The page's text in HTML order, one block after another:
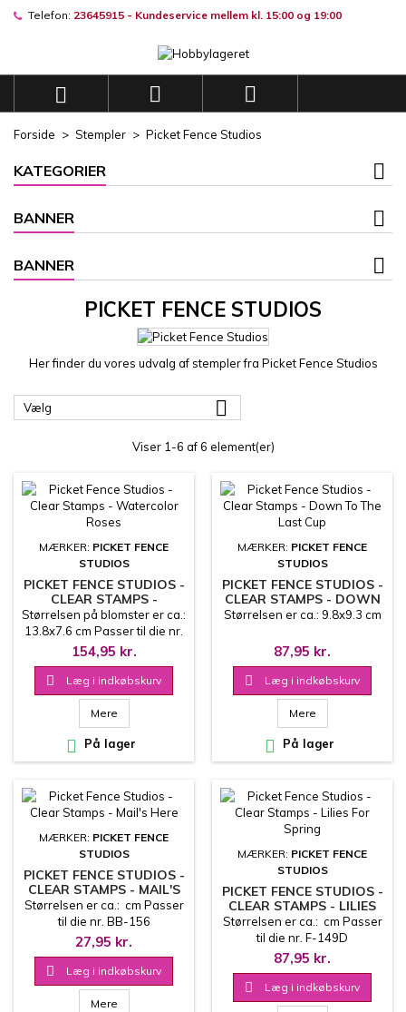
Telefon: 23645915 - Kundeservice mellem kl. 15:00 og 19:00
  
Forside Stempler Picket Fence Studios
KATEGORIER
BANNER
BANNER
PICKET FENCE STUDIOS
Her finder du vores udvalg af stempler fra Picket Fence Studios
Vælg 
Viser 1-6 af 6 element(er)
MÆRKER: PICKET FENCE
STUDIOS
PICKET FENCE STUDIOS -
CLEAR STAMPS -
WATERCOLOR ROSES
Størrelsen på blomster er ca.:
13.8x7.6 cm Passer til die nr.
F-157D
154,95 kr.
 Læg i indkøbskurv
Mere
 På lager
MÆRKER: PICKET FENCE
STUDIOS
PICKET FENCE STUDIOS -
CLEAR STAMPS - DOWN
TO THE LAST CUP
Størrelsen er ca.: 9.8x9.3 cm
87,95 kr.
 Læg i indkøbskurv
Mere
 På lager
MÆRKER: PICKET FENCE
STUDIOS
PICKET FENCE STUDIOS -
CLEAR STAMPS - MAIL'S
HERE
Størrelsen er ca.: cm Passer
til die nr. BB-156
27,95 kr.
 Læg i indkøbskurv
Mere
MÆRKER: PICKET FENCE
STUDIOS
PICKET FENCE STUDIOS -
CLEAR STAMPS - LILIES
FOR SPRING
Størrelsen er ca.: cm Passer
til die nr. F-149D
87,95 kr.
 Læg i indkøbskurv
((confirmMessage))
((cancelText)) ((modalDeleteText))
((label))
Du skal være logget på for at gemme produkter på din
ønskeliste.